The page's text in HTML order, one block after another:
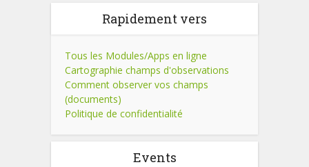
Rapidement vers
Tous les Modules/Apps en ligne
Cartographie champs d'observations
Comment observer vos champs
(documents)
Politique de confidentialité
Events